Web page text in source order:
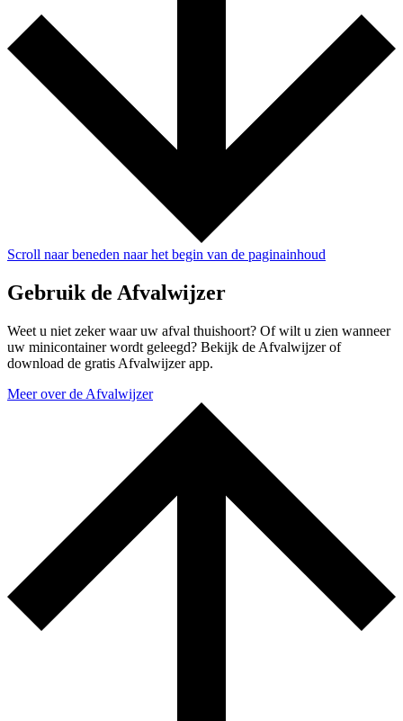
Scroll naar beneden naar het begin van de paginainhoud
Gebruik de Afvalwijzer
Weet u niet zeker waar uw afval thuishoort? Of wilt u zien wanneer
uw minicontainer wordt geleegd? Bekijk de Afvalwijzer of
download de gratis Afvalwijzer app.
Meer over de Afvalwijzer